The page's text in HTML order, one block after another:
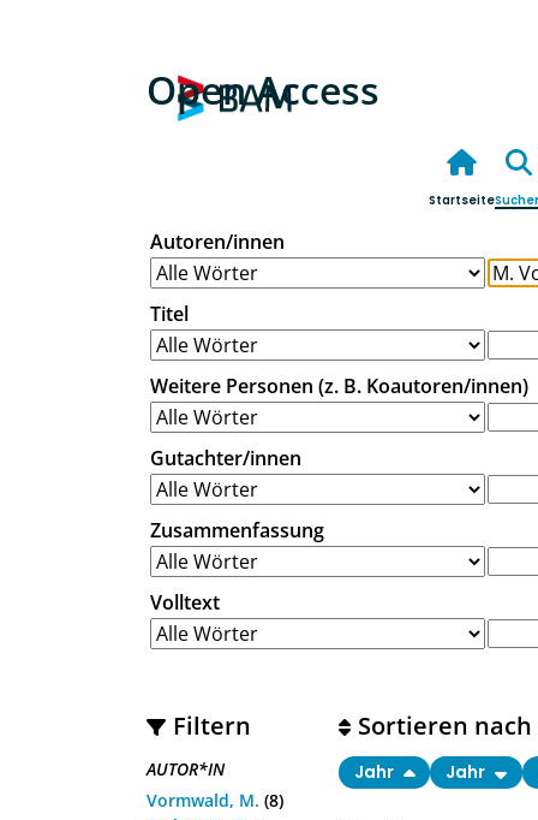
Open Access
Startseite
Autoren/innen
Titel
Weitere Personen (z. B. Koautoren/innen)
Gutachter/innen
Zusammenfassung
Volltext
Filtern
AUTOR*IN
Vormwald, M. (8)
Sortieren nach
Jahr Jahr